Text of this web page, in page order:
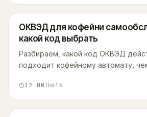
ОКВЭД для кофейни
какой код выбрать
Разбираем, какой код ОКВЭД
подходит кофейному автомату,
закон при открытии точки
12 МИН 16